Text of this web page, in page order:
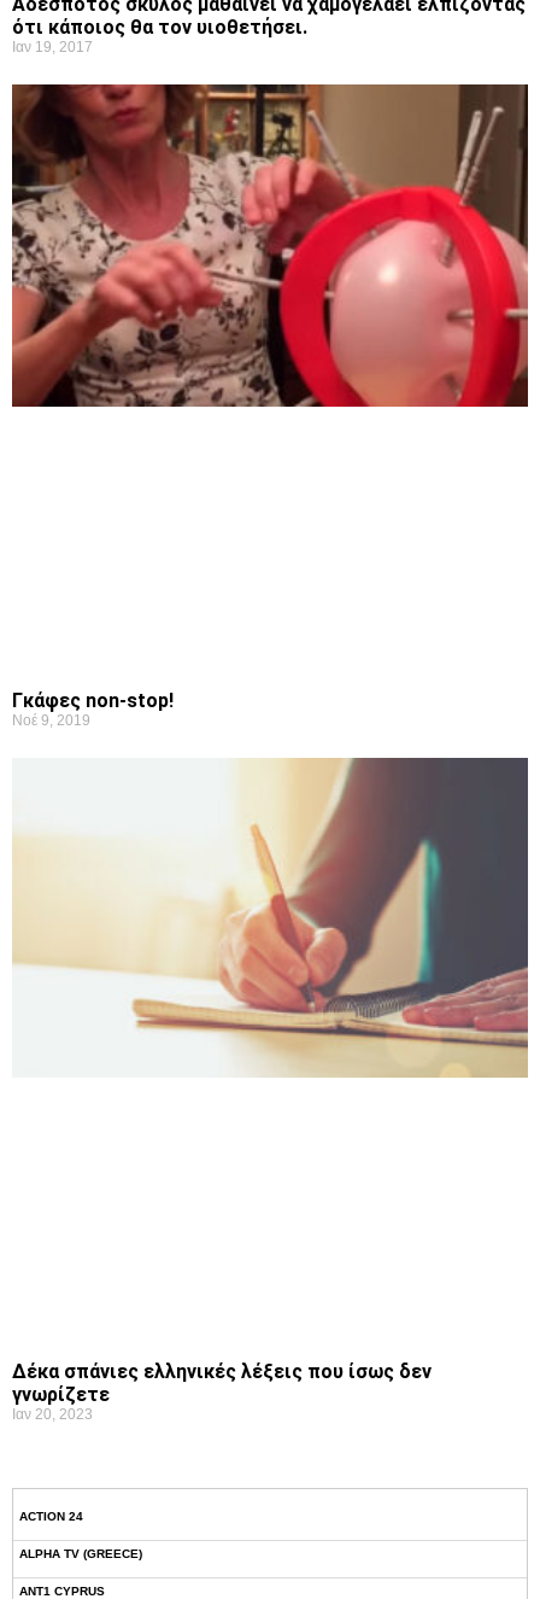
ότι κάποιος θα τον υιοθετήσει.
Ιαν 19, 2017
Γκάφες non-stop!
Νοέ 9, 2019
Δέκα σπάνιες ελληνικές λέξεις που ίσως δεν
γνωρίζετε
Ιαν 20, 2023
ACTION 24
ALPHA TV (GREECE)
ANT1 CYPRUS